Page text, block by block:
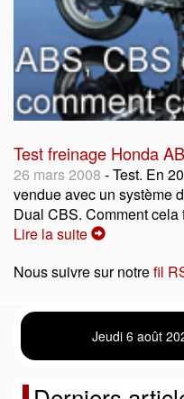
Test freinage Honda
26 mars 2008 - Test. En
vendue avec un système
Dual CBS. Comment cela
Lire la suite
Nous suivre sur notrefil
Jeudi 6 août